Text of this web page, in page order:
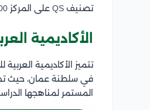
تصنيف QS على المركز 1200 -1001.
الأكاديمية
تتميز الأكاديمية
في سلطنة عمان، حيث
المستمر لمناهجها